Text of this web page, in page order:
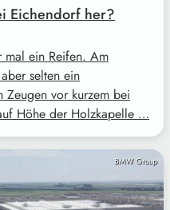
Eichendorf her?
mal ein Reifen. Am
selten ein
Zeugen vor kurzem bei
Höhe der Holzkapelle …
BMW Group